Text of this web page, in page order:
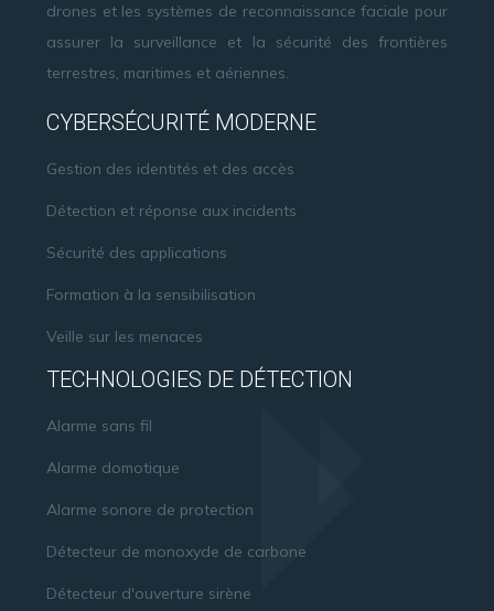
drones et les systèmes de reconnaissance faciale pour
assurer la surveillance et la sécurité des frontières
terrestres, maritimes et aériennes.
CYBERSÉCURITÉ MODERNE
Gestion des identités et des accès
Détection et réponse aux incidents
Sécurité des applications
Formation à la sensibilisation
Veille sur les menaces
TECHNOLOGIES DE DÉTECTION
Alarme sans fil
Alarme domotique
Alarme sonore de protection
Détecteur de monoxyde de carbone
Détecteur d'ouverture sirène